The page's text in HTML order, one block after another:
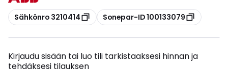
Kopioi
Sähkönro 3210414 Kopioi
Sonepar-ID 100133079
Kirjaudu sisään tai luo tili tarkistaaksesi hinnan ja
tehdäksesi tilauksen